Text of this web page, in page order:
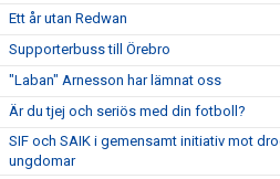
Ett år utan Redwan
Supporterbuss till Örebro
"Laban" Arnesson har lämnat oss
Är du tjej och seriös med din fotboll?
SIF och SAIK i gemensamt initiativ mot
ungdomar